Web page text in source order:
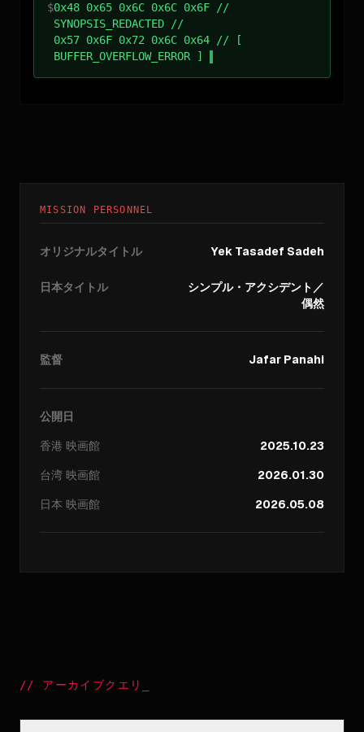
$0x48 0x65 0x6C 0x6C 0x6F //
SYNOPSIS_REDACTED //
0x57 0x6F 0x72 0x6C 0x64 // [
BUFFER_OVERFLOW_ERROR ]
MISSION PERSONNEL
オリジナルタイトル Yek Tasadef Sadeh
日本タイトル
シンプル・アクシデント／
偶然
監督 Jafar Panahi
公開日
香港 映画館
2025.10.23
台湾 映画館
2026.01.30
日本 映画館 2026.05.08
// アーカイブクエリ